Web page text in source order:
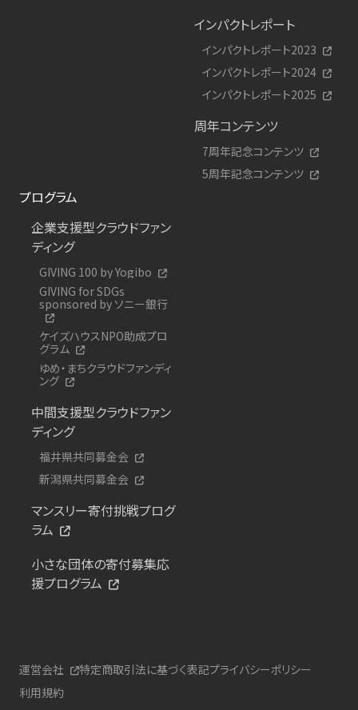
インパクトレポート
インパクトレポート2023
インパクトレポート2024
インパクトレポート2025
周年コンテンツ
7周年記念コンテンツ
5周年記念コンテンツ
プログラム
企業支援型クラウドファン
ディング
GIVING 100 by Yogibo
GIVING for SDGs
sponsored by ソニー銀行
ケイズハウスNPO助成プロ
グラム
ゆめ・まちクラウドファンディ
ング
中間支援型クラウドファン
ディング
福井県共同募金会
新潟県共同募金会
マンスリー寄付挑戦プログ
ラム
小さな団体の寄付募集応
援プログラム
運営会社 特定商取引法に基づく表記プライバシーポリシー
利用規約